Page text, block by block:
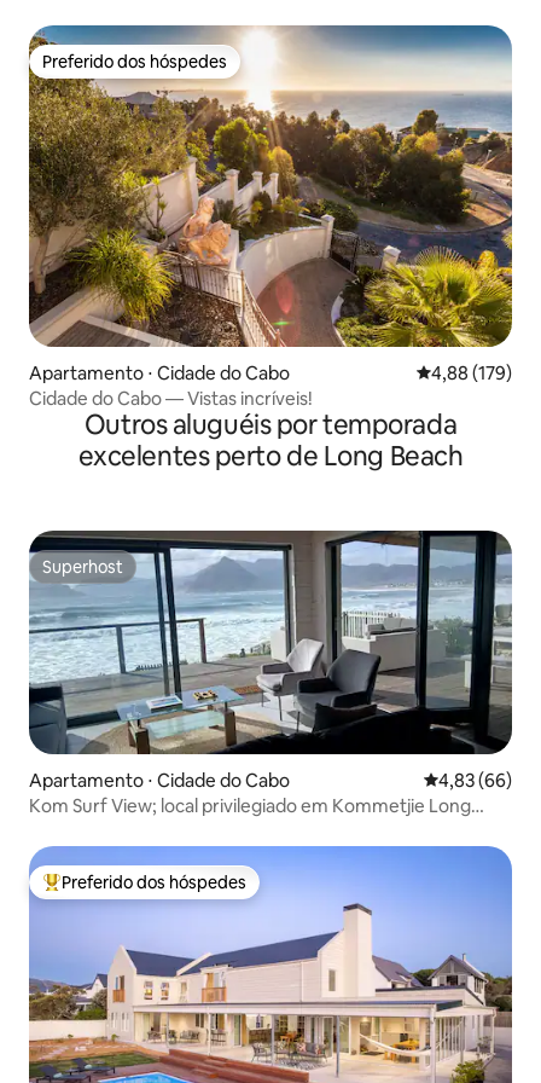
Preferido dos hóspedes
Preferido dos hóspedes
Apartamento ⋅ Cidade do Cabo 4,88 de uma
4,88 (179)
Cidade do Cabo — Vistas incríveis!
Outros aluguéis por temporada
excelentes perto de Long Beach
Superhost
Superhost
Apartamento ⋅ Cidade do Cabo 4,83 de uma
4,83 (66)
Kom Surf View; local privilegiado em Kommetjie Long
Entre os melhores preferidos dos hóspedes
Preferido dos hóspedes